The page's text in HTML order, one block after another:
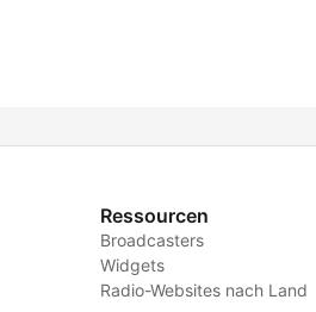
Ressourcen
Broadcasters
Widgets
Radio-Websites nach Land